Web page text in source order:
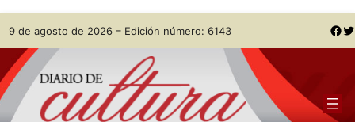
Saltar
al
contenido
Skip
to
content
9 de agosto de 2026 – Edición número: 6143 Facebook Twitter